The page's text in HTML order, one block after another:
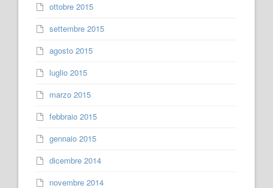
ottobre 2015
settembre 2015
agosto 2015
luglio 2015
marzo 2015
febbraio 2015
gennaio 2015
dicembre 2014
novembre 2014